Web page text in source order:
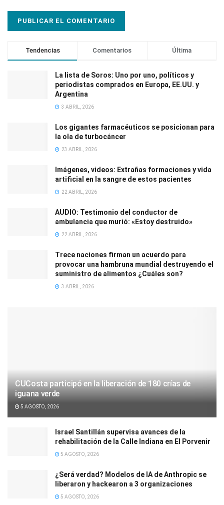
Tendencias Comentarios Última
La lista de Soros: Uno por uno, políticos y
periodistas comprados en Europa, EE.UU. y
Argentina
3 ABRIL, 2026
Los gigantes farmacéuticos se posicionan para
la ola de turbocáncer
23 ABRIL, 2026
Imágenes, videos: Extrañas formaciones y vida
artificial en la sangre de estos pacientes
22 ABRIL, 2026
AUDIO: Testimonio del conductor de
ambulancia que murió: «Estoy destruido»
22 ABRIL, 2026
Trece naciones firman un acuerdo para
provocar una hambruna mundial destruyendo el
suministro de alimentos ¿Cuáles son?
3 ABRIL, 2026
CUCosta participó en la liberación de 180 crías de
iguana verde
5 AGOSTO, 2026
Israel Santillán supervisa avances de la
rehabilitación de la Calle Indiana en El Porvenir
5 AGOSTO, 2026
¿Será verdad? Modelos de IA de Anthropic se
liberaron y hackearon a 3 organizaciones
5 AGOSTO, 2026